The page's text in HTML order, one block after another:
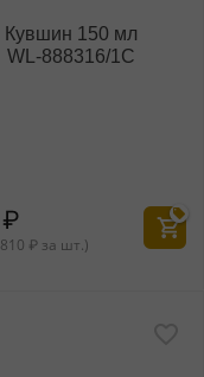
Кувшин 150 мл
WL‑888316/1C
₽
810 ₽ за шт.)